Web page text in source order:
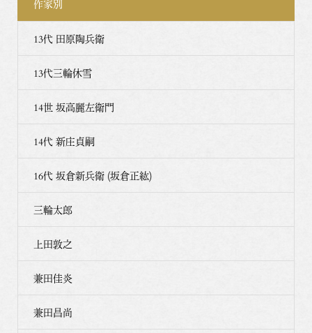
作家別
13代 田原陶兵衛
13代三輪休雪
14世 坂高麗左衛門
14代 新庄貞嗣
16代 坂倉新兵衛 (坂倉正紘)
三輪太郎
上田敦之
兼田佳炎
兼田昌尚